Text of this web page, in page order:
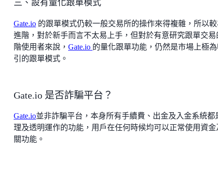
三、設有量化跟單模式
Gate.io 的跟單模式仍較一般交易所的操作來得複雜，所以
進階，對於新手而言不太易上手，但對於有意研究跟單交易
階使用者來說， Gate.io 的量化跟單功能，仍然是市場上極
引的跟單模式。
Gate.io 是否詐騙平台？
Gate.io並非詐騙平台，本身所有手續費、出金及入金系統都
理及透明運作的功能，用戶在任何時候均可以正常使用資金
關功能。